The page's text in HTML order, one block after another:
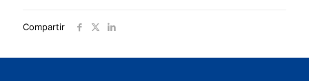
Compartir